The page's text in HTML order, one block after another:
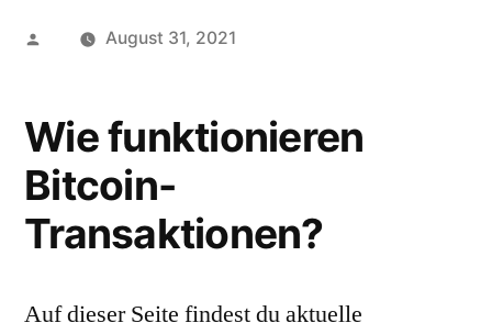
Posted August 31, 2021
Wie funktionieren
Bitcoin-
Transaktionen?
Auf dieser Seite findest du aktuelle